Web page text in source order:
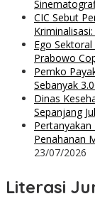
CIC Sebut
Ego
Prabowo
Pemko
Sebanyak
Dinas
Sepanjang
Pertanyakan
Penahanan
23/07/2026
Literasi